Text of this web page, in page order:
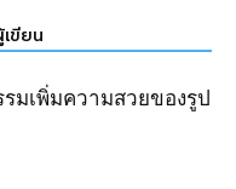
ขียน
มเพิ่มความสวยของรูป